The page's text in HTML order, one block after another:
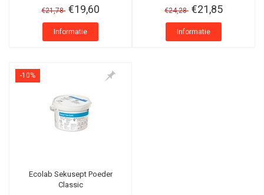
€21,78 €19,60
Informatie
€24,28 €21,85
Informatie
-10%
Ecolab Sekusept Poeder
Classic